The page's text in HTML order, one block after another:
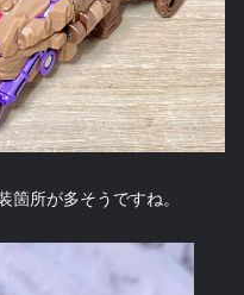
所が多そうですね。